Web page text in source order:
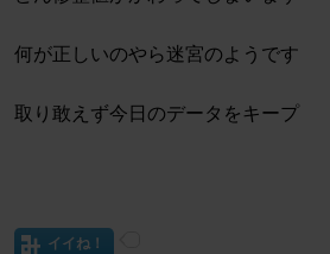
何が正しいのやら迷宮のようです
取り敢えず今日のデータをキープ
イイね！